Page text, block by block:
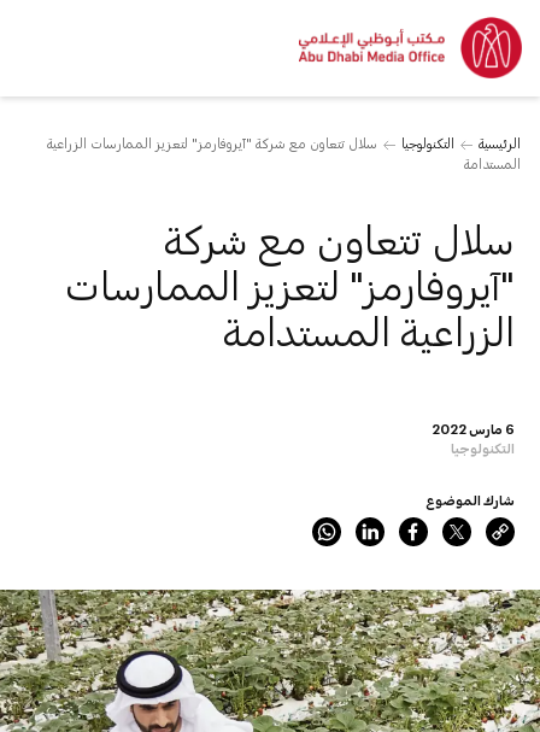
الرئيسية التكنولوجيا
سلال تتعاون مع شركة "آيروفارمز" لتعزيز الممارسات الزراعية
المستدامة
6 مارس 2022
التكنولوجيا
سلال تتعاون مع شركة
"آيروفارمز" لتعزيز الممارسات
الزراعية المستدامة
شارك الموضوع